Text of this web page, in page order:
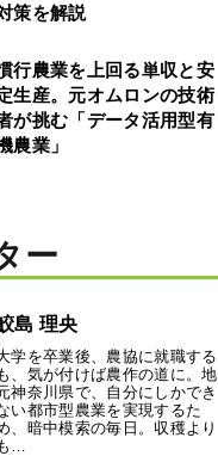
策を解説
行農業を上回る単収と安
生産。元オムロンの技術
が挑む「データ活用型有
農業」
ー
島 理央
学を卒業後、農協に就職する
、気が付けば農作の道に。地
神奈川県で、自分にしかでき
い都市型農業を実現するた
、暗中模索の毎日。収穫より
…